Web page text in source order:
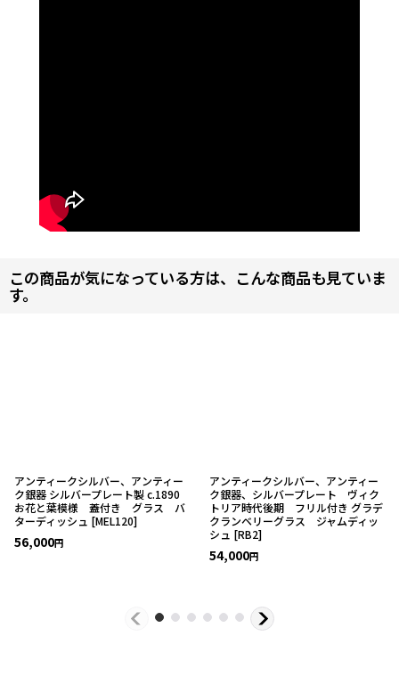
この商品が気になっている方は、こんな商品も見ていま
す。
アンティークシルバー、アンティー
ク銀器 シルバープレート製 c.1890
お花と葉模様 蓋付き グラス バ
ターディッシュ [MEL120]
56,000円
アンティークシルバー、アンティー
ク銀器、シルバープレート ヴィク
トリア時代後期 フリル付き グラデ
クランベリーグラス ジャムディッ
シュ [RB2]
54,000円